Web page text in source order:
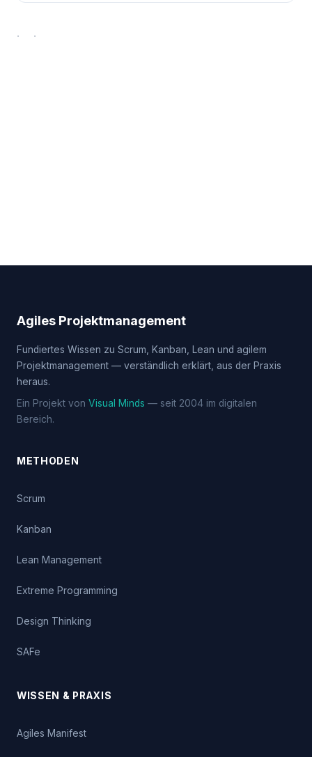
Agiles Projektmanagement
Fundiertes Wissen zu Scrum, Kanban, Lean und agilem
Projektmanagement — verständlich erklärt, aus der Praxis
heraus.
Ein Projekt von Visual Minds — seit 2004 im digitalen
Bereich.
METHODEN
Scrum
Kanban
Lean Management
Extreme Programming
Design Thinking
SAFe
WISSEN & PRAXIS
Agiles Manifest